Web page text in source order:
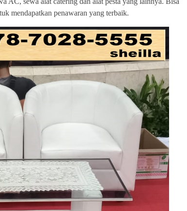
mendapatkan penawaran yang terbaik.